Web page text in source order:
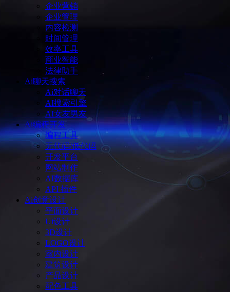
企业营销
企业管理
内容检测
时间管理
效率工具
商业智能
法律助手
Ai聊天搜索
Ai对话聊天
AI搜索引擎
AI女友男友
Ai编程开发
编程工具
无代码/低代码
开发平台
网站制作
AI数据库
API 插件
Ai创意设计
平面设计
Ui设计
3D设计
LOGO设计
室内设计
建筑设计
产品设计
配色工具